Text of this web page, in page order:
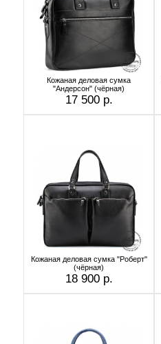
Кожаная деловая сумка
"Андерсон" (чёрная)
17 500 р.
Кожаная деловая сумка "Роберт"
(чёрная)
18 900 р.